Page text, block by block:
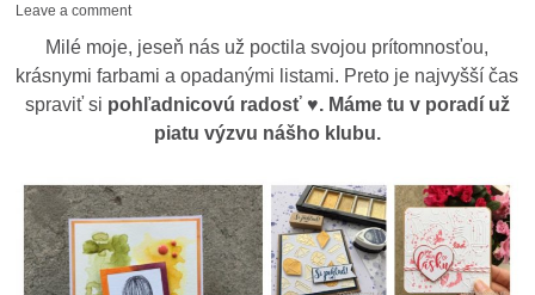
Leave a comment
Milé moje, jeseň nás už poctila svojou prítomnosťou,
krásnymi farbami a opadanými listami. Preto je najvyšší čas
spraviť si pohľadnicovú radosť ♥. Máme tu v poradí už
piatu výzvu nášho klubu.